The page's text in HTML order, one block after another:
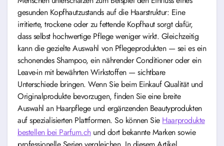
gesunden Kopfhautzustands auf die Haarstruktur: Eine
irritierte, trockene oder zu fettende Kopfhaut sorgt dafür,
dass selbst hochwertige Pflege weniger wirkt. Gleichzeitig
kann die gezielte Auswahl von Pflegeprodukten — sei es ein
schonendes Shampoo, ein nährender Conditioner oder ein
Leave-in mit bewährten Wirkstoffen — sichtbare
Unterschiede bringen. Wenn Sie beim Einkauf Qualität und
Originalprodukte bevorzugen, finden Sie eine breite
Auswahl an Haarpflege und ergänzenden Beautyprodukten
auf spezialisierten Plattformen. So können Sie Haarprodukte
bestellen bei Parfum.chund dort bekannte Marken sowie